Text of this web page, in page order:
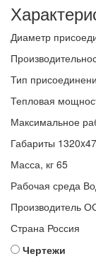
Диаметр
Тип
Тепловая
Максимальное
Габариты
Масса, кг 65
Рабочая среда
Производитель
Страна Россия
Чертежи